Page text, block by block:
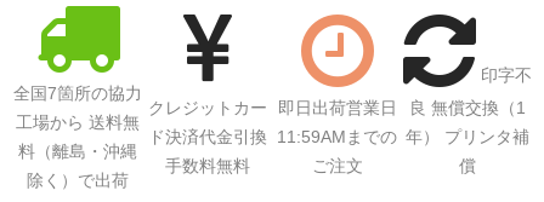
全国7箇所の協力
工場から 送料無
料（離島・沖縄
除く）で出荷
クレジットカー
ド決済代金引換
手数料無料
即日出荷営業日
11:59AMまでの
ご注文
印字不
良 無償交換（1
年） プリンタ補
償